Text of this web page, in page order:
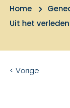
Home
Uit het
< Vorige